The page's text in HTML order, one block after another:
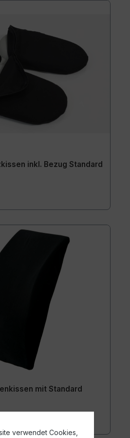
inkl. Bezug Standard
mit Standard
verwendet Cookies,